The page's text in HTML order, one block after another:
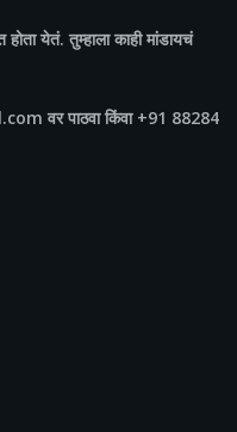
येतं. तुम्हाला काही मांडायचं
वर पाठवा किंवा +91 88284